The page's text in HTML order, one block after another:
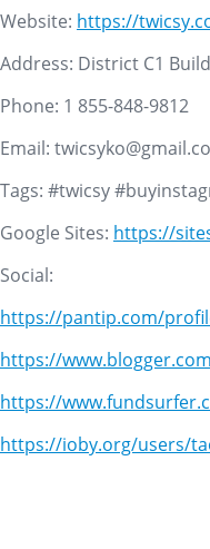
Website: https://
Address: District C1
Phone: 1 855-848-9812
Email:
Tags: #twicsy
Google Sites: https://
Social:
https://pantip.com/
https://
https://
https://ioby.org/users/